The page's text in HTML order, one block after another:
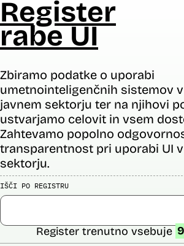
Register
rabe UI
Zbiramo podatke o uporabi
umetnointeligenčnih sistemov
javnem sektorju ter na njihovi
ustvarjamo celovit in vsem
Zahtevamo popolno
transparentnost pri uporabi UI
sektorju.
IŠČI PO REGISTRU
Register trenutno vsebuje 9